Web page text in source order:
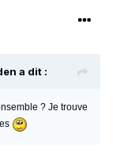
a dit :
? Je trouve